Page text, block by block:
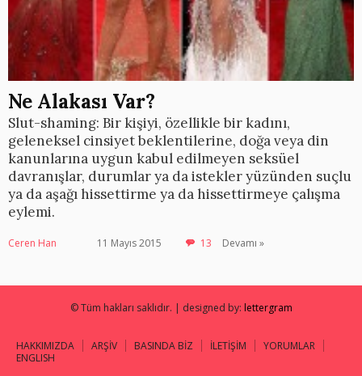
Ne Alakası Var?
Slut-shaming: Bir kişiyi, özellikle bir kadını,
geleneksel cinsiyet beklentilerine, doğa veya din
kanunlarına uygun kabul edilmeyen seksüel
davranışlar, durumlar ya da istekler yüzünden suçlu
ya da aşağı hissettirme ya da hissettirmeye çalışma
eylemi.
Ceren Han 11 Mayıs 2015 13 Devamı »
© Tüm hakları saklıdır. | designed by: lettergram
HAKKIMIZDA ARŞİV BASINDA BİZ İLETİŞİM
YORUMLAR
ENGLISH